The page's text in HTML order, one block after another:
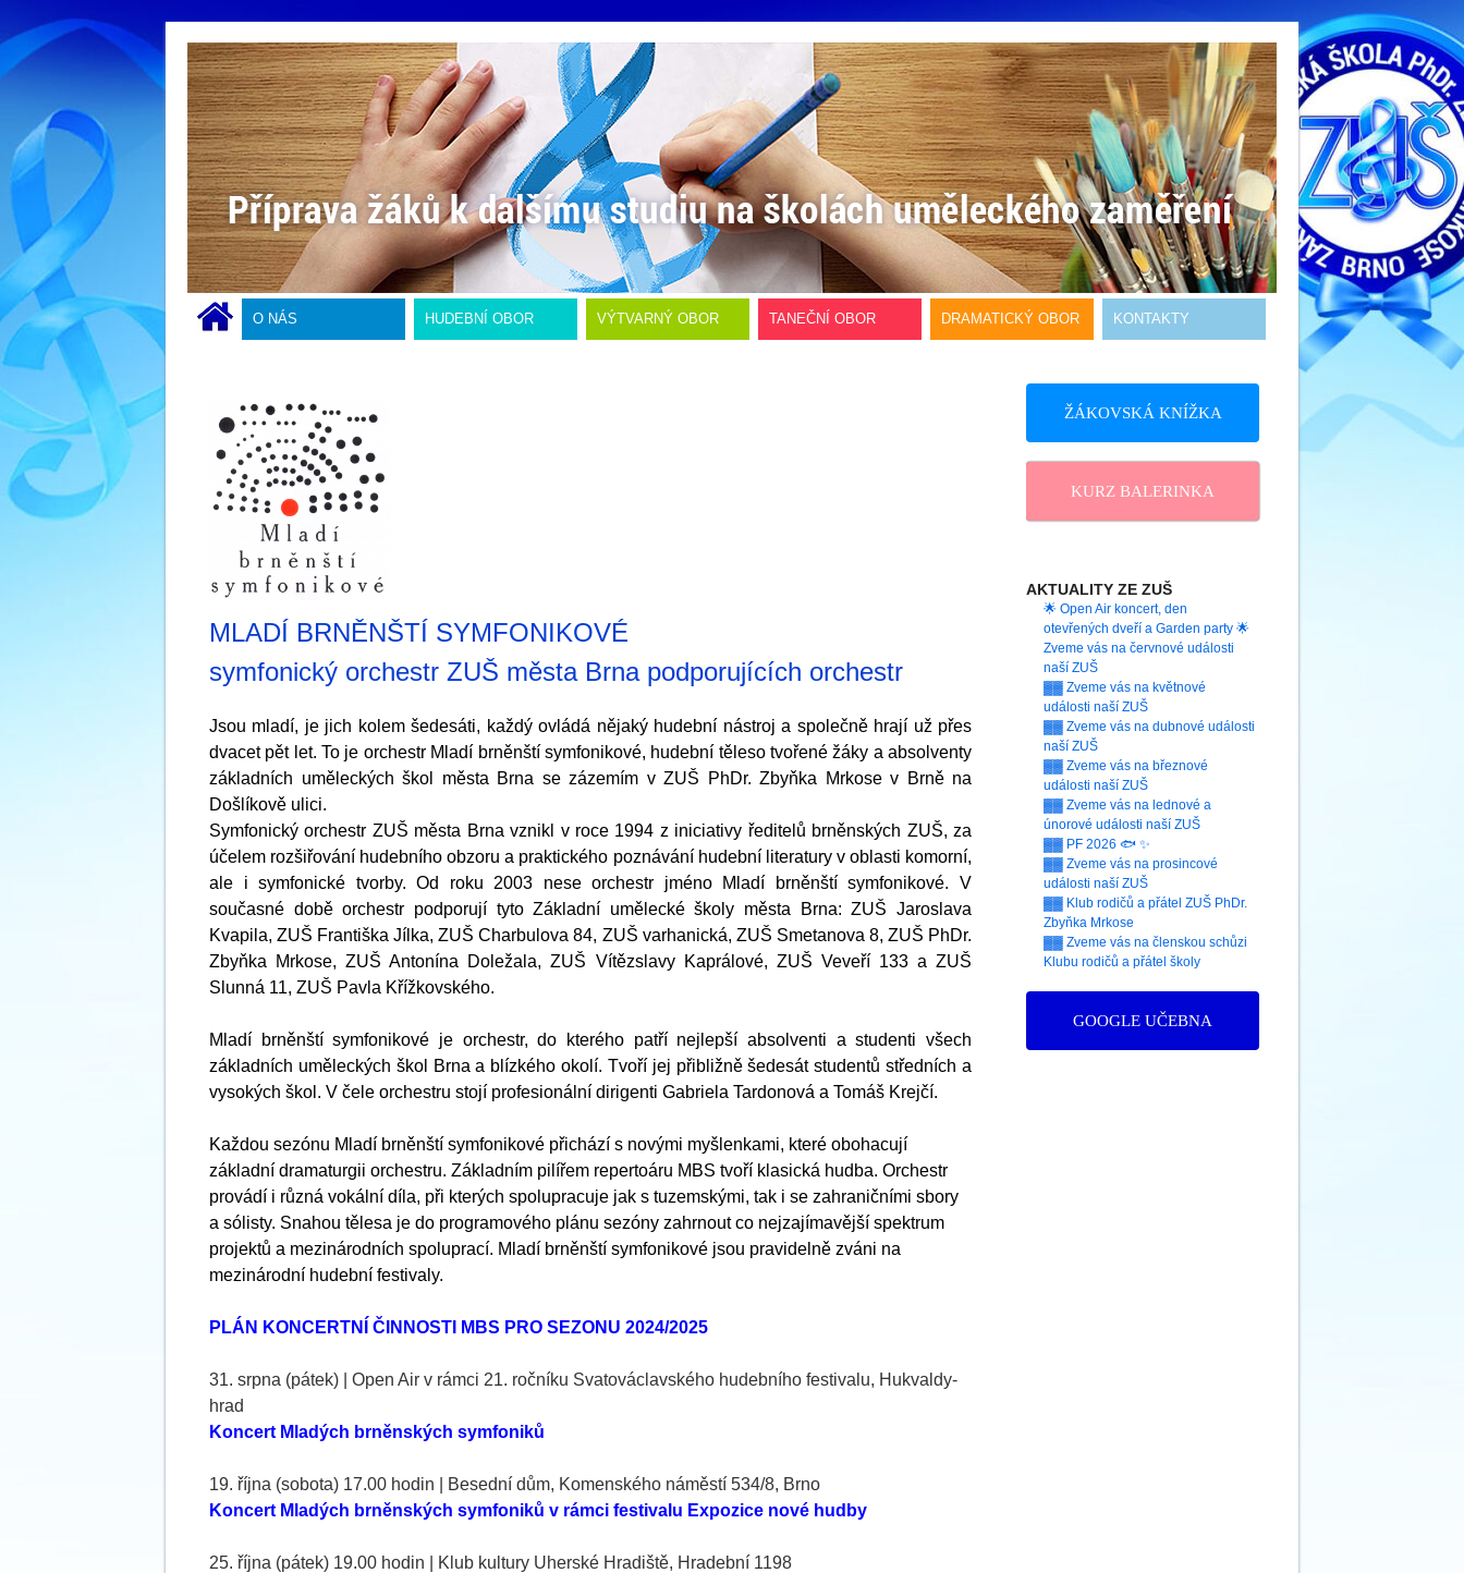
O NÁS HUDEBNÍ OBOR VÝTVARNÝ OBOR TANEČNÍ OBOR DRAMATICKÝ OBOR KONTAKTY
MLADÍ BRNĚNŠTÍ SYMFONIKOVÉ
symfonický orchestr ZUŠ města Brna podporujících orchestr
Jsou mladí, je jich kolem šedesáti, každý ovládá nějaký hudební nástroj a společně hrají už přes
dvacet pět let. To je orchestr Mladí brněnští symfonikové, hudební těleso tvořené žáky a absolventy
základních uměleckých škol města Brna se zázemím v ZUŠ PhDr. Zbyňka Mrkose v Brně na
Došlíkově ulici.
Symfonický orchestr ZUŠ města Brna vznikl v roce 1994 z iniciativy ředitelů brněnských ZUŠ, za
účelem rozšiřování hudebního obzoru a praktického poznávání hudební literatury v oblasti komorní,
ale i symfonické tvorby. Od roku 2003 nese orchestr jméno Mladí brněnští symfonikové. V
současné době orchestr podporují tyto Základní umělecké školy města Brna: ZUŠ Jaroslava
Kvapila, ZUŠ Františka Jílka, ZUŠ Charbulova 84, ZUŠ varhanická, ZUŠ Smetanova 8, ZUŠ PhDr.
Zbyňka Mrkose, ZUŠ Antonína Doležala, ZUŠ Vítězslavy Kaprálové, ZUŠ Veveří 133 a ZUŠ
Slunná 11, ZUŠ Pavla Křížkovského.
Mladí brněnští symfonikové je orchestr, do kterého patří nejlepší absolventi a studenti všech
základních uměleckých škol Brna a blízkého okolí. Tvoří jej přibližně šedesát studentů středních a
vysokých škol. V čele orchestru stojí profesionální dirigenti Gabriela Tardonová a Tomáš Krejčí.
Každou sezónu Mladí brněnští symfonikové přichází s novými myšlenkami, které obohacují
základní dramaturgii orchestru. Základním pilířem repertoáru MBS tvoří klasická hudba. Orchestr
provádí i různá vokální díla, při kterých spolupracuje jak s tuzemskými, tak i se zahraničními sbory
a sólisty. Snahou tělesa je do programového plánu sezóny zahrnout co nejzajímavější spektrum
projektů a mezinárodních spoluprací. Mladí brněnští symfonikové jsou pravidelně zváni na
mezinárodní hudební festivaly.
PLÁN KONCERTNÍ ČINNOSTI MBS PRO SEZONU 2024/2025
31. srpna (pátek) | Open Air v rámci 21. ročníku Svatováclavského hudebního festivalu, Hukvaldy-
hrad
Koncert Mladých brněnských symfoniků
19. října (sobota) 17.00 hodin | Besední dům, Komenského náměstí 534/8, Brno
Koncert Mladých brněnských symfoniků v rámci festivalu Expozice nové hudby
25. října (pátek) 19.00 hodin | Klub kultury Uherské Hradiště, Hradební 1198
ŽÁKOVSKÁ KNÍŽKA
KURZ BALERINKA
AKTUALITY ZE ZUŠ
🌟 Open Air koncert, den
otevřených dveří a Garden party 🌟
Zveme vás na červnové události
naší ZUŠ
▓▓ Zveme vás na květnové
události naší ZUŠ
▓▓ Zveme vás na dubnové události
naší ZUŠ
▓▓ Zveme vás na březnové
události naší ZUŠ
▓▓ Zveme vás na lednové a
únorové události naší ZUŠ
▓▓ PF 2026 🐟 ✨
▓▓ Zveme vás na prosincové
události naší ZUŠ
▓▓ Klub rodičů a přátel ZUŠ PhDr.
Zbyňka Mrkose
▓▓ Zveme vás na členskou schůzi
Klubu rodičů a přátel školy
GOOGLE UČEBNA